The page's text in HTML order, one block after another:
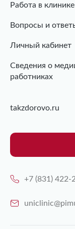
Работа в клинике
Вопросы и
Личный кабинет
Сведения о
работниках
takzdorovo.ru
+7 (831) 422-